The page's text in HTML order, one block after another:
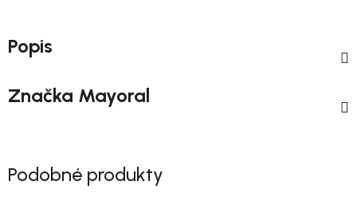
Popis
Značka Mayoral
Podobné produkty